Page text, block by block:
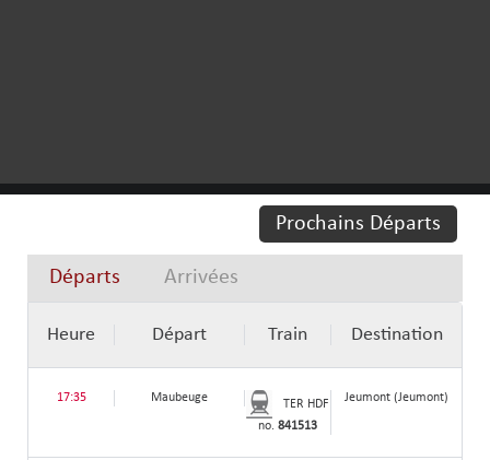
Prochains Départs
Départs Arrivées
Heure Départ Train Destination
17:35 Maubeuge
TER HDF
no.841513
Jeumont (Jeumont)